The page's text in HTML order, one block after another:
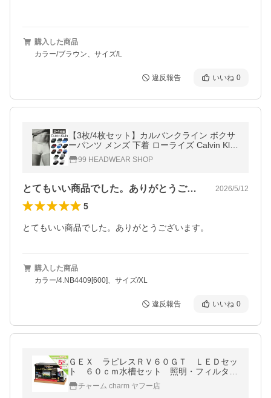
購入した商品
カラー/ブラウン、サイズ/L
違反報告 いいね 0
【3枚/4枚セット】カルバンクライン ボクサ
ーパンツ メンズ 下着 ローライズ Calvin Klei
n CK アンダーウエア Low Rise 3枚組 4枚組
99 HEADWEAR SHOP
とてもいい商品でした。ありがとうござい… 2026/5/12
5
購入した商品
カラー/4.NB4409[600]、サイズ/XL
違反報告 いいね 0
ＧＥＸ ラピレスＲＶ６０ＧＴ ＬＥＤセッ
ト ６０ｃｍ水槽セット 照明・フィルタ
ー・ヒーター付き お一人様１点限り
チャーム charm ヤフー店